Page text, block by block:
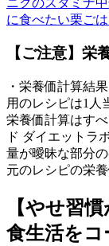
に食べたい栗ご
【ご注意】栄
・栄養価計算結
用のレシピは1人
栄養価計算はす
ド ダイエットラ
量が曖昧な部分
元のレシピの栄
【やせ習
食生活を